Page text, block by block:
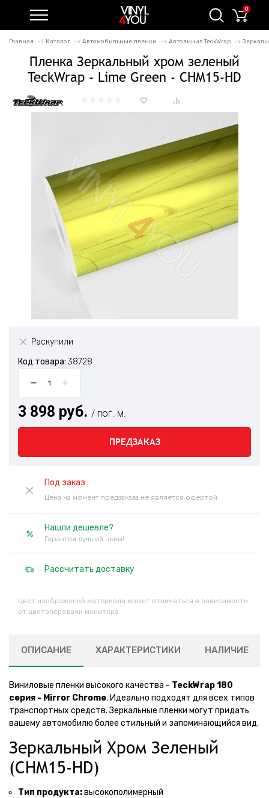
0
Главная Каталог Автомобильные пленки Автовинил TeckWrap
Пленка Зеркальный хром зеленый
TeckWrap - Lime Green - CHM15-HD
Раскупили
Код товара: 38728
3 898 руб. / пог. м.
ПРЕДЗАКАЗ
Под заказ
Цена на момент предзаказа не является офертой
Нашли дешевле?
Гарантия лучшей цены!
Рассчитать доставку
Цвет изображений материала может отличаться в зависимости
от цветопередачи монитора.
ОПИСАНИЕ ХАРАКТЕРИСТИКИ НАЛИЧИЕ
Виниловые пленки высокого качества - TeckWrap 180
серия - Mirror Chrome. Идеально подходят для всех типов
транспортных средств. Зеркальные пленки могут придать
вашему автомобилю более стильный и запоминающийся вид.
Зеркальный Хром Зеленый
(CHM15-HD)
Тип продукта:высокополимерный